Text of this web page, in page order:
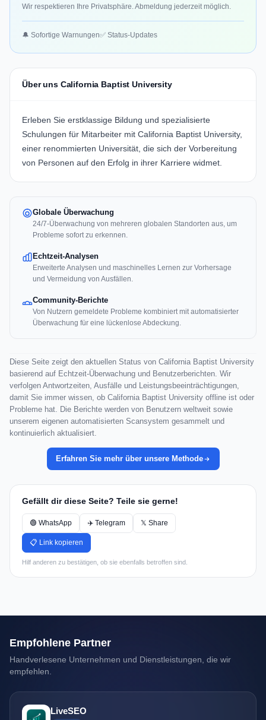
Wir respektieren Ihre Privatsphäre. Abmeldung jederzeit möglich.
🔔 Sofortige Warnungen✅ Status-Updates
Über uns California Baptist University
Erleben Sie erstklassige Bildung und spezialisierte
Schulungen für Mitarbeiter mit California Baptist University,
einer renommierten Universität, die sich der Vorbereitung
von Personen auf den Erfolg in ihrer Karriere widmet.
Globale Überwachung
24/7-Überwachung von mehreren globalen Standorten aus, um
Probleme sofort zu erkennen.
Echtzeit-Analysen
Erweiterte Analysen und maschinelles Lernen zur Vorhersage
und Vermeidung von Ausfällen.
Community-Berichte
Von Nutzern gemeldete Probleme kombiniert mit automatisierter
Überwachung für eine lückenlose Abdeckung.
Diese Seite zeigt den aktuellen Status von California Baptist University
basierend auf Echtzeit-Überwachung und Benutzerberichten. Wir
verfolgen Antwortzeiten, Ausfälle und Leistungsbeeinträchtigungen,
damit Sie immer wissen, ob California Baptist University offline ist oder
Probleme hat. Die Berichte werden von Benutzern weltweit sowie
unserem eigenen automatisierten Scansystem gesammelt und
kontinuierlich aktualisiert.
Erfahren Sie mehr über unsere Methode
Gefällt dir diese Seite? Teile sie gerne!
🟢 WhatsApp ✈️ Telegram 𝕏 Share
📋 Link kopieren
Hilf anderen zu bestätigen, ob sie ebenfalls betroffen sind.
Empfohlene Partner
Handverlesene Unternehmen und Dienstleistungen, die wir
empfehlen.
LiveSEO